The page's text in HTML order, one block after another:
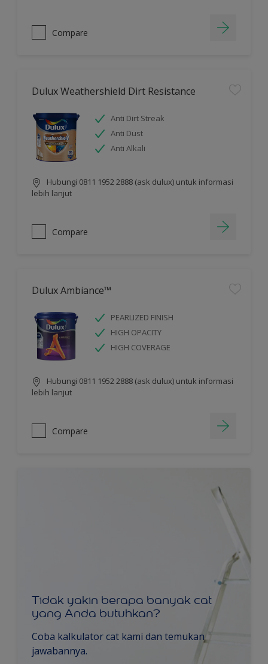
Compare
Dulux Weathershield Dirt Resistance
Anti Dirt Streak
Anti Dust
Anti Alkali
Hubungi 0811 1952 2888 (ask dulux) untuk informasi
lebih lanjut
Compare
Dulux Ambiance™
PEARLIZED FINISH
HIGH OPACITY
HIGH COVERAGE
Hubungi 0811 1952 2888 (ask dulux) untuk informasi
lebih lanjut
Compare
Tidak yakin berapa banyak cat
yang Anda butuhkan?
Coba kalkulator cat kami dan temukan
jawabannya.